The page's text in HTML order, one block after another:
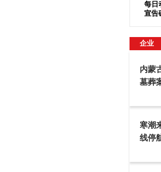
每日
宣告
企业
内蒙
墓葬
寒潮
线停